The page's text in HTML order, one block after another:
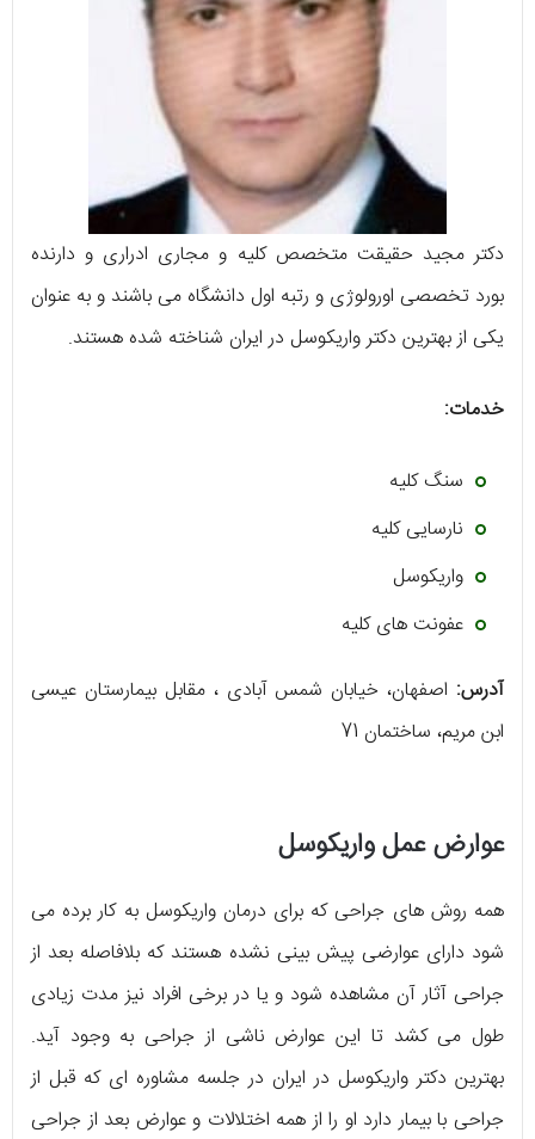
دکتر مجید حقیقت متخصص کلیه و مجاری ادراری و دارنده
بورد تخصصی اورولوژی و رتبه اول دانشگاه می باشند و به عنوان
یکی از بهترین دکتر واریکوسل در ایران شناخته شده هستند.
خدمات:
سنگ کلیه
نارسایی کلیه
واریکوسل
عفونت های کلیه
آدرس: اصفهان، خیابان شمس آبادی ، مقابل بیمارستان عیسی
ابن مریم، ساختمان 71
عوارض عمل واریکوسل
همه روش های جراحی که برای درمان واریکوسل به کار برده می
شود دارای عوارضی پیش بینی نشده هستند که بلافاصله بعد از
جراحی آثار آن مشاهده شود و یا در برخی افراد نیز مدت زیادی
طول می کشد تا این عوارض ناشی از جراحی به وجود آید.
بهترین دکتر واریکوسل در ایران در جلسه مشاوره ای که قبل از
جراحی با بیمار دارد او را از همه اختلالات و عوارض بعد از جراحی